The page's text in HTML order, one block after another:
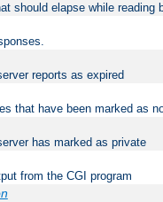
should elapse while reading
reports as expired
that have been marked as
has marked as private
from the CGI program